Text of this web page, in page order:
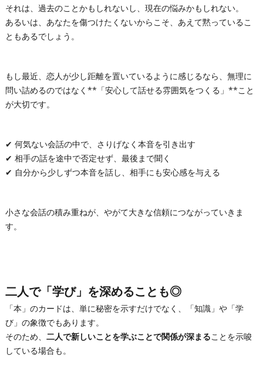
それは、過去のことかもしれないし、現在の悩みかもしれない。
あるいは、あなたを傷つけたくないからこそ、あえて黙っているこ
ともあるでしょう。
もし最近、恋人が少し距離を置いているように感じるなら、無理に
問い詰めるのではなく**「安心して話せる雰囲気をつくる」**こと
が大切です。
✔ 何気ない会話の中で、さりげなく本音を引き出す
✔ 相手の話を途中で否定せず、最後まで聞く
✔ 自分から少しずつ本音を話し、相手にも安心感を与える
小さな会話の積み重ねが、やがて大きな信頼につながっていきま
す。
二人で「学び」を深めることも◎
「本」のカードは、単に秘密を示すだけでなく、「知識」や「学
び」の象徴でもあります。
そのため、 二人で新しいことを学ぶことで関係が深まることを示唆
している場合も。